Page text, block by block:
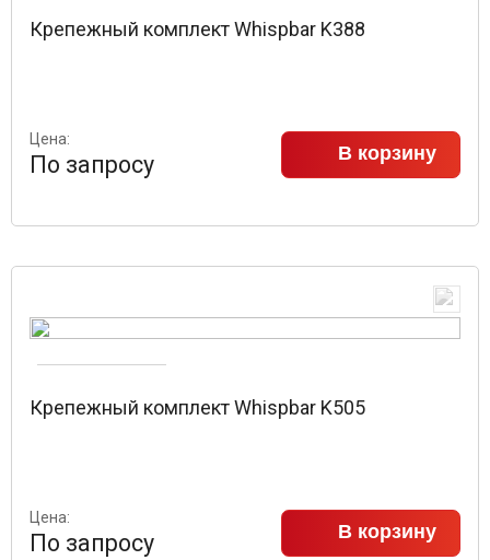
Крепежный комплект Whispbar K388
Цена:
По запросу В корзину
Крепежный комплект Whispbar K505
Цена:
По запросу В корзину